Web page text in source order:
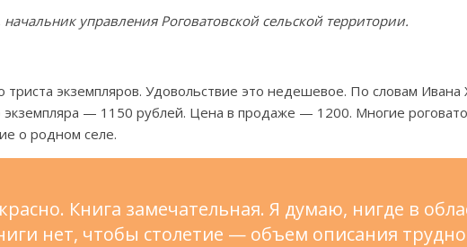
управления Роговатовской сельской территории.
триста экземпляров. Удовольствие это недешевое. По словам Ивана
— 1150 рублей. Цена в продаже — 1200. Многие
о родном селе.
Книга замечательная. Я думаю, нигде в
нет, чтобы столетие — объем описания